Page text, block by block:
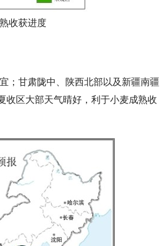
收获进度
；甘肃陇中、陕西北部以及新疆南疆
收区大部天气晴好，利于小麦成熟收